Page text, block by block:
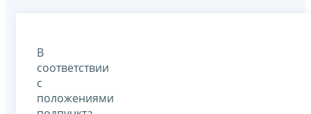
В
соответствии
с
положениями